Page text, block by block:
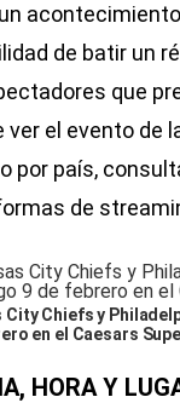
de batir un
que
ver el evento de
por país,
de
City Chiefs y
en el Caesars
HORA Y